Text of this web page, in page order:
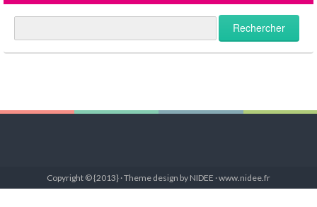
Copyright © {2013} · Theme design by NIDEE · www.nidee.fr